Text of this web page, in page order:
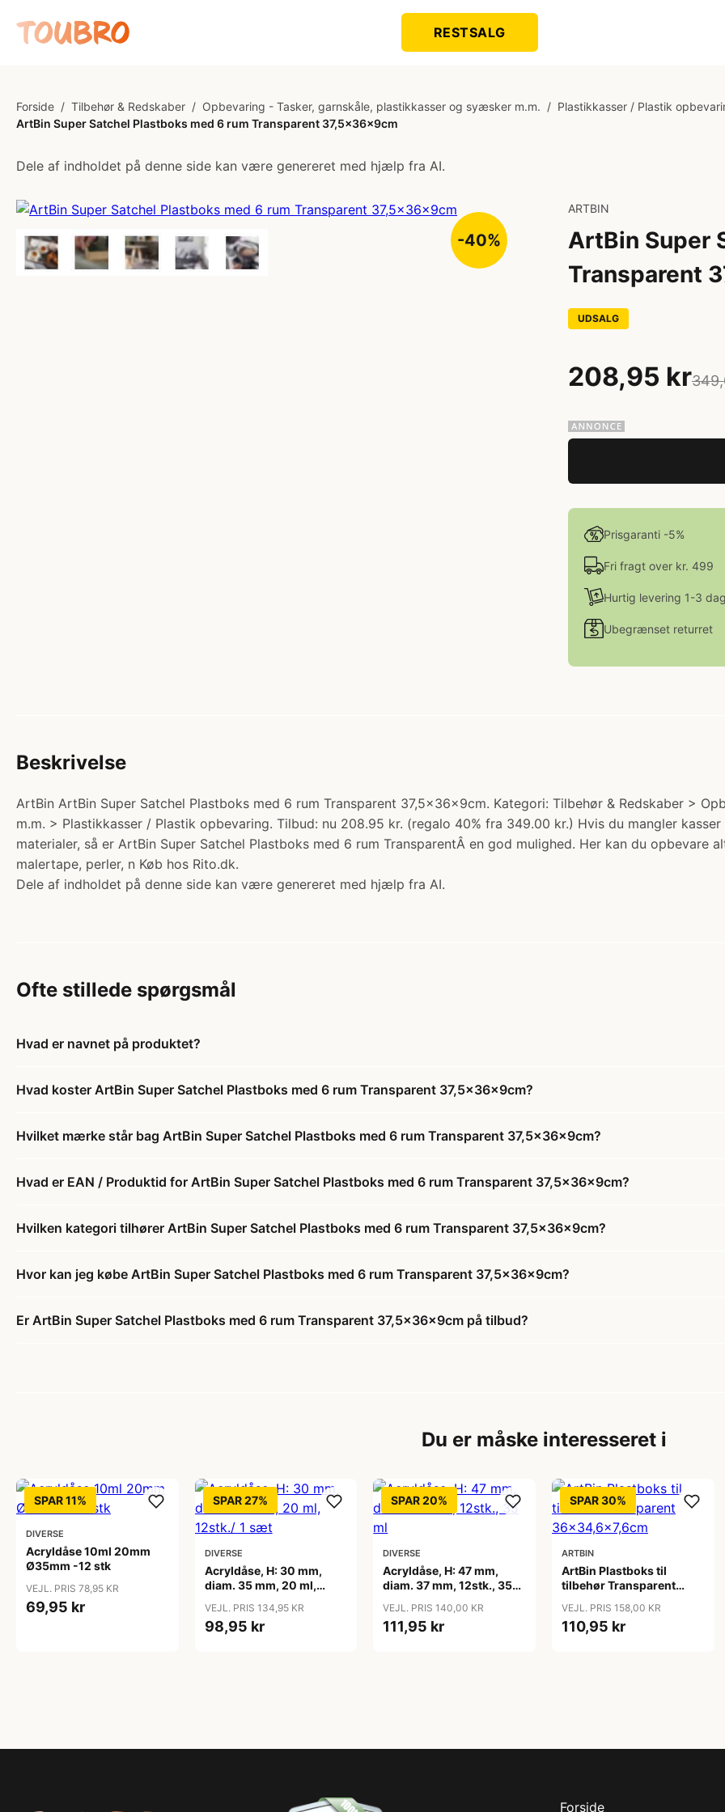
RESTSALG
Forside / Tilbehør & Redskaber / Opbevaring - Tasker, garnskåle, plastikkasser og syæsker m.m. / Plastikkasser / Plastik
ArtBin Super Satchel Plastboks med 6 rum Transparent 37,5x36x9cm
Dele af indholdet på denne side kan være genereret med hjælp fra AI.
-40%
ARTBIN
ArtBin Super
Transparent
UDSALG
208,95 kr
Prisgaranti -5%
Fri fragt over kr. 499
Hurtig levering 1-3
Ubegrænset returret
Beskrivelse
ArtBin ArtBin Super Satchel Plastboks med 6 rum Transparent 37,5x36x9cm. Kategori: Tilbehør & Redskaber >
m.m. > Plastikkasser / Plastik opbevaring. Tilbud: nu 208.95 kr. (regalo 40% fra 349.00 kr.) Hvis du mangler
materialer, så er ArtBin Super Satchel Plastboks med 6 rum TransparentÂ en god mulighed. Her kan du opbevare
malertape, perler, n Køb hos Rito.dk.
Dele af indholdet på denne side kan være genereret med hjælp fra AI.
Ofte stillede spørgsmål
Hvad er navnet på produktet?
Hvad koster ArtBin Super Satchel Plastboks med 6 rum Transparent 37,5x36x9cm?
Hvilket mærke står bag ArtBin Super Satchel Plastboks med 6 rum Transparent 37,5x36x9cm?
Hvad er EAN / Produktid for ArtBin Super Satchel Plastboks med 6 rum Transparent 37,5x36x9cm?
Hvilken kategori tilhører ArtBin Super Satchel Plastboks med 6 rum Transparent 37,5x36x9cm?
Hvor kan jeg købe ArtBin Super Satchel Plastboks med 6 rum Transparent 37,5x36x9cm?
Er ArtBin Super Satchel Plastboks med 6 rum Transparent 37,5x36x9cm på tilbud?
Du er måske interesseret i
SPAR 11%
DIVERSE
Acryldåse 10ml 20mm
Ø35mm -12 stk
VEJL. PRIS 78,95 KR
69,95 kr
SPAR 27%
DIVERSE
Acryldåse, H: 30 mm,
diam. 35 mm, 20 ml,
VEJL. PRIS 134,95 KR
98,95 kr
SPAR 20%
DIVERSE
Acryldåse, H: 47 mm,
diam. 37 mm, 12stk., 35
VEJL. PRIS 140,00 KR
111,95 kr
SPAR 30%
ARTBIN
ArtBin Plastboks til
tilbehør Transparent
VEJL. PRIS 158,00 KR
110,95 kr
Forside